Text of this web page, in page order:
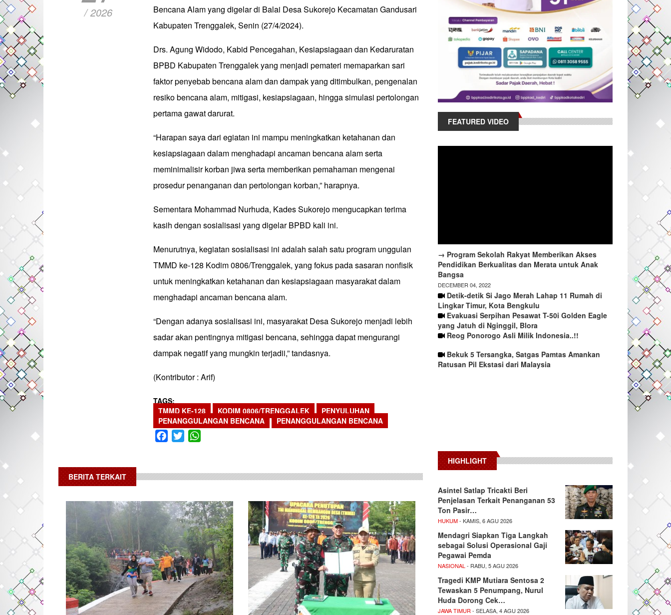
/ 2026
Bencana Alam yang digelar di Balai Desa Sukorejo Kecamatan Gandusari
Kabupaten Trenggalek, Senin (27/4/2024).
Drs. Agung Widodo, Kabid Pencegahan, Kesiapsiagaan dan Kedaruratan
BPBD Kabupaten Trenggalek yang menjadi pemateri memaparkan sari
faktor penyebab bencana alam dan dampak yang ditimbulkan, pengenalan
resiko bencana alam, mitigasi, kesiapsiagaan, hingga simulasi pertolongan
pertama gawat darurat.
“Harapan saya dari egiatan ini mampu meningkatkan ketahanan dan
kesiapsiagaan dalam menghadapi ancaman bencana alam serta
meminimalisir korban jiwa serta memberikan pemahaman mengenai
prosedur penanganan dan pertolongan korban,” harapnya.
Sementara Mohammad Nurhuda, Kades Sukorejo mengucapkan terima
kasih dengan sosialisasi yang digelar BPBD kali ini.
Menurutnya, kegiatan sosialisasi ini adalah salah satu program unggulan
TMMD ke-128 Kodim 0806/Trenggalek, yang fokus pada sasaran nonfisik
untuk meningkatkan ketahanan dan kesiapsiagaan masyarakat dalam
menghadapi ancaman bencana alam.
“Dengan adanya sosialisasi ini, masyarakat Desa Sukorejo menjadi lebih
sadar akan pentingnya mitigasi bencana, sehingga dapat mengurangi
dampak negatif yang mungkin terjadii,” tandasnya.
(Kontributor : Arif)
TAGS
TMMD KE-128
KODIM 0806/TRENGGALEK
PENYULUHAN
PENANGGULANGAN BENCANA
PENANGGULANGAN BENCANA
Facebook
Twitter
BERITA TERKAIT
FEATURED VIDEO
→ Program Sekolah Rakyat Memberikan Akses
Pendidikan Berkualitas dan Merata untuk Anak
Bangsa
DECEMBER 04, 2022
Detik-detik Si Jago Merah Lahap 11 Rumah di
Lingkar Timur, Kota Bengkulu
Evakuasi Serpihan Pesawat T-50i Golden Eagle
yang Jatuh di Nginggil, Blora
Reog Ponorogo Asli Milik Indonesia..!!
Bekuk 5 Tersangka, Satgas Pamtas Amankan
Ratusan Pil Ekstasi dari Malaysia
HIGHLIGHT
Asintel Satlap Tricakti Beri
Penjelasan Terkait Penanganan 53
Ton Pasir…
HUKUM- KAMIS, 6 AGU 2026
Mendagri Siapkan Tiga Langkah
sebagai Solusi Operasional Gaji
Pegawai Pemda
NASIONAL - RABU, 5 AGU 2026
Tragedi KMP Mutiara Sentosa 2
Tewaskan 5 Penumpang, Nurul
Huda Dorong Cek…
JAWA TIMUR - SELASA, 4 AGU 2026